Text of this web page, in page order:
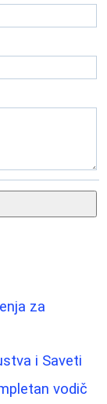
za
i Saveti
vodič